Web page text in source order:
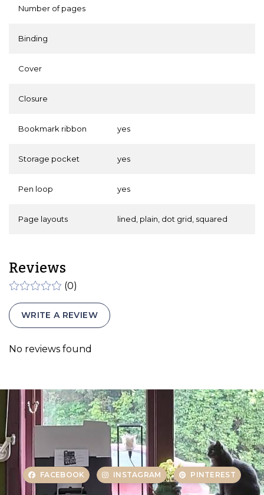
Number of pages
Binding
Cover
Closure
Bookmark ribbon yes
Storage pocket yes
Pen loop yes
Page layouts lined, plain, dot grid, squared
Reviews
(0)
WRITE A REVIEW
No reviews found
FACEBOOK INSTAGRAM PINTEREST